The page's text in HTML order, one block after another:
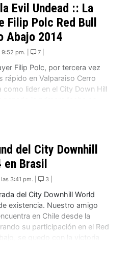
Evil Undead :: La
Filip Polc Red Bull
Abajo 2014
pm. | 7 |
Filip Polc, por tercera vez
rápido en Valparaiso Cerro
lider en el City Down Hill
del City Downhill
en Brasil
3:41 pm. | 3 |
del City Downhill World
existencia. Nuestro amigo
en Chile desde la
su participación en el Red
se quedo con la victoria